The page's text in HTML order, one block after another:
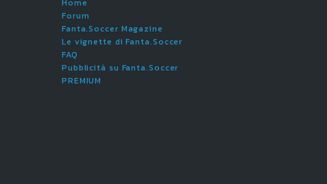
Home
Forum
Fanta.Soccer Magazine
Le vignette di Fanta.Soccer
FAQ
Pubblicità su Fanta.Soccer
PREMIUM